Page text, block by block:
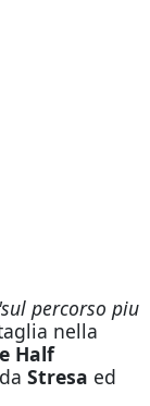
percorso piu
nella
Half
Stresa ed